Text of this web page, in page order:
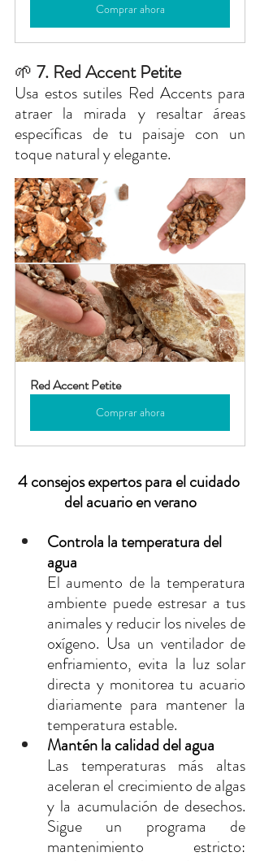
Comprar ahora
🌱 7. Red Accent Petite
Usa estos sutiles Red Accents para
atraer la mirada y resaltar áreas
específicas de tu paisaje con un
toque natural y elegante.
Red Accent Petite
Comprar ahora
4 consejos expertos para el cuidado
del acuario en verano
Controla la temperatura del
agua
El aumento de la temperatura
ambiente puede estresar a tus
animales y reducir los niveles de
oxígeno. Usa un ventilador de
enfriamiento, evita la luz solar
directa y monitorea tu acuario
diariamente para mantener la
temperatura estable.
Mantén la calidad del agua
Las temperaturas más altas
aceleran el crecimiento de algas
y la acumulación de desechos.
Sigue un programa de
mantenimiento estricto: